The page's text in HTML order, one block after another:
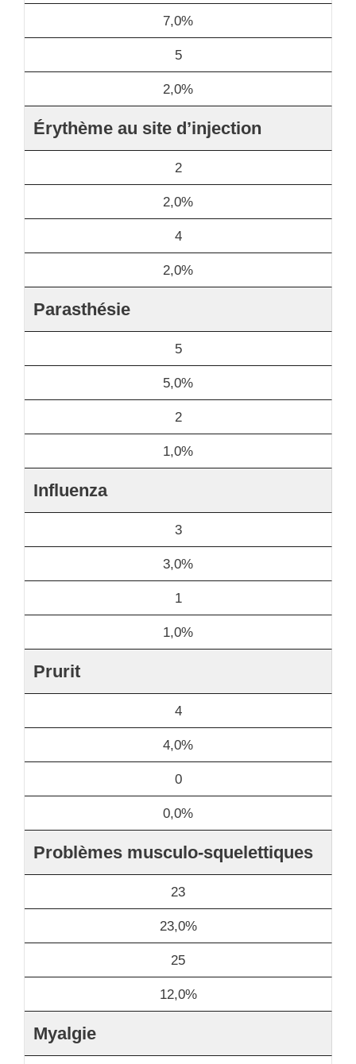
7,0%
5
2,0%
Érythème au site d’injection
2
2,0%
4
2,0%
Parasthésie
5
5,0%
2
1,0%
Influenza
3
3,0%
1
1,0%
Prurit
4
4,0%
0
0,0%
Problèmes musculo-squelettiques
23
23,0%
25
12,0%
Myalgie